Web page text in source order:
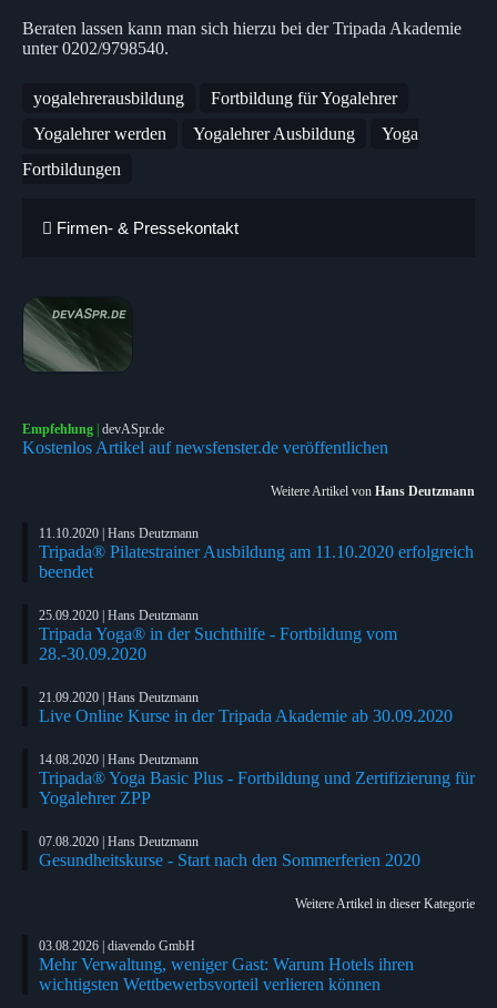
Beraten lassen kann man sich hierzu bei der Tripada Akademie
unter 0202/9798540.
yogalehrerausbildung
Fortbildung für Yogalehrer
Yogalehrer werden
Yogalehrer Ausbildung
Yoga
Fortbildungen
Firmen- & Pressekontakt
Empfehlung | devASpr.de
Kostenlos Artikel auf newsfenster.de veröffentlichen
Weitere Artikel von Hans Deutzmann
11.10.2020 | Hans Deutzmann
Tripada® Pilatestrainer Ausbildung am 11.10.2020 erfolgreich
beendet
25.09.2020 | Hans Deutzmann
Tripada Yoga® in der Suchthilfe - Fortbildung vom
28.-30.09.2020
21.09.2020 | Hans Deutzmann
Live Online Kurse in der Tripada Akademie ab 30.09.2020
14.08.2020 | Hans Deutzmann
Tripada® Yoga Basic Plus - Fortbildung und Zertifizierung für
Yogalehrer ZPP
07.08.2020 | Hans Deutzmann
Gesundheitskurse - Start nach den Sommerferien 2020
Weitere Artikel in dieser Kategorie
03.08.2026 | diavendo GmbH
Mehr Verwaltung, weniger Gast: Warum Hotels ihren
wichtigsten Wettbewerbsvorteil verlieren können